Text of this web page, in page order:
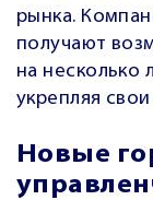
рынка.
получают
на несколько
укрепляя
Новые